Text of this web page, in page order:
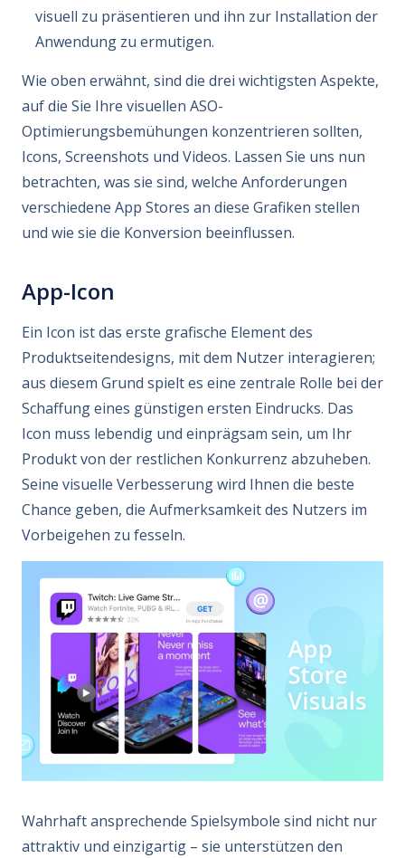
visuell zu präsentieren und ihn zur Installation der
Anwendung zu ermutigen.
Wie oben erwähnt, sind die drei wichtigsten Aspekte,
auf die Sie Ihre visuellen ASO-
Optimierungsbemühungen konzentrieren sollten,
Icons, Screenshots und Videos. Lassen Sie uns nun
betrachten, was sie sind, welche Anforderungen
verschiedene App Stores an diese Grafiken stellen
und wie sie die Konversion beeinflussen.
App-Icon
Ein Icon ist das erste grafische Element des
Produktseitendesigns, mit dem Nutzer interagieren;
aus diesem Grund spielt es eine zentrale Rolle bei der
Schaffung eines günstigen ersten Eindrucks. Das
Icon muss lebendig und einprägsam sein, um Ihr
Produkt von der restlichen Konkurrenz abzuheben.
Seine visuelle Verbesserung wird Ihnen die beste
Chance geben, die Aufmerksamkeit des Nutzers im
Vorbeigehen zu fesseln.
Wahrhaft ansprechende Spielsymbole sind nicht nur
attraktiv und einzigartig – sie unterstützen den